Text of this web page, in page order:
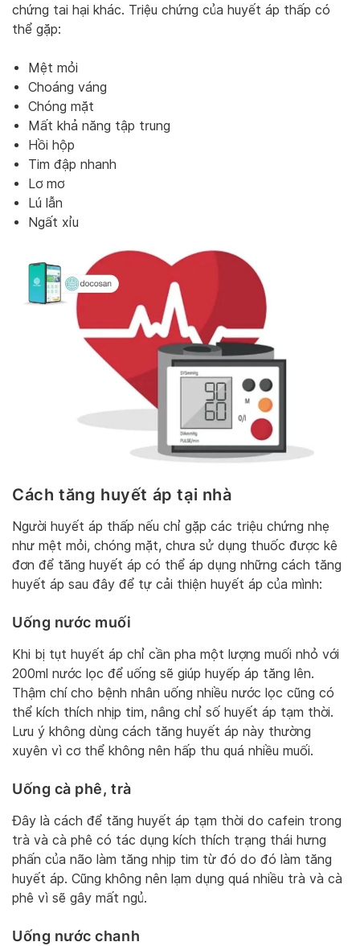
chứng tai hại khác. Triệu chứng của huyết áp thấp có
thể gặp:
Mệt mỏi
Choáng váng
Chóng mặt
Mất khả năng tập trung
Hồi hộp
Tim đập nhanh
Lơ mơ
Lú lẫn
Ngất xỉu
Cách tăng huyết áp tại nhà
Người huyết áp thấp nếu chỉ gặp các triệu chứng nhẹ
như mệt mỏi, chóng mặt, chưa sử dụng thuốc được kê
đơn để tăng huyết áp có thể áp dụng những cách tăng
huyết áp sau đây để tự cải thiện huyết áp của mình:
Uống nước muối
Khi bị tụt huyết áp chỉ cần pha một lượng muối nhỏ với
200ml nước lọc để uống sẽ giúp huyếp áp tăng lên.
Thậm chí cho bệnh nhân uống nhiều nước lọc cũng có
thể kích thích nhịp tim, nâng chỉ số huyết áp tạm thời.
Lưu ý không dùng cách tăng huyết áp này thường
xuyên vì cơ thể không nên hấp thu quá nhiều muối.
Uống cà phê, trà
Đây là cách để tăng huyết áp tạm thời do cafein trong
trà và cà phê có tác dụng kích thích trạng thái hưng
phấn của não làm tăng nhịp tim từ đó do đó làm tăng
huyết áp. Cũng không nên lạm dụng quá nhiều trà và cà
phê vì sẽ gây mất ngủ.
Uống nước chanh